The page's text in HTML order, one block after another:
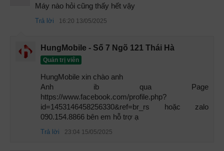
GT Neo 5 SE là một trong những chiếc điện thoại đầu tiên
đuợc trang bị con chipSnapdragon 7 Plus Gen 2
Gen 1, chính vì vậy, nếu bạn đang tìm một chiếc điện thoại
giá rẻ cấu hình khoẻ chơi game thì Gt NEO 5 SE là dành
Máy nào hỏi cũng thấy hết vậy
Trả lời 16:20 13/05/2025
HungMobile - Số 7 Ngõ 121 Thái Hà
Quản trị viên
HungMobile xin chào anh
Anh ib qua Page
https://www.facebook.com/profile.php?
id=1453146458256330&ref=br_rs hoặc zalo
090.154.8866 bên em hỗ trợ ạ
Trả lời 23:04 15/05/2025